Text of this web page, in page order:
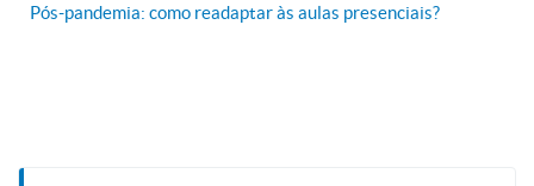
Pós-pandemia: como readaptar às aulas presenciais?